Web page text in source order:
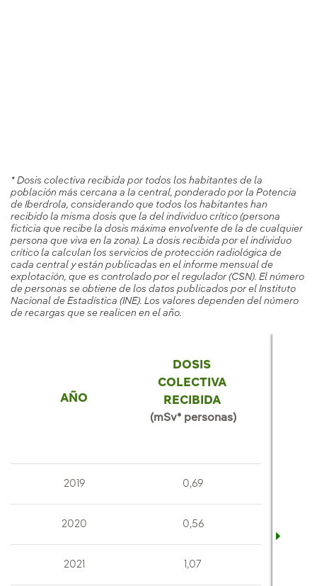
* Dosis colectiva recibida por todos los habitantes de la
población más cercana a la central, ponderado por la Potencia
de Iberdrola, considerando que todos los habitantes han
recibido la misma dosis que la del individuo crítico (persona
ficticia que recibe la dosis máxima envolvente de la de cualquier
persona que viva en la zona). La dosis recibida por el individuo
crítico la calculan los servicios de protección radiológica de
cada central y están publicadas en el informe mensual de
explotación, que es controlado por el regulador (CSN). El número
de personas se obtiene de los datos publicados por el Instituto
Nacional de Estadística (INE). Los valores dependen del número
de recargas que se realicen en el año.
AÑO
DOSIS
COLECTIVA
RECIBIDA
(mSv* personas)
2019 0,69
2020 0,56
2021 1,07